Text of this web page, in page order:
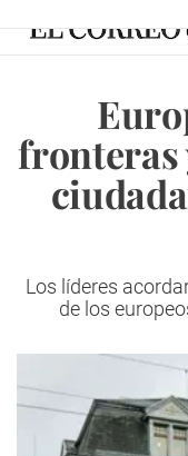
fronteras
Los líderes
de los